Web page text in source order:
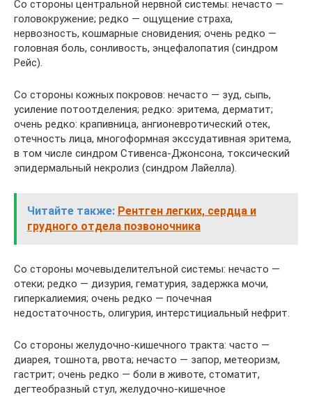
Со стороны центральной нервной системы: нечасто —
головокружение; редко — ощущение страха,
нервозность, кошмарные сновидения; очень редко —
головная боль, сонливость, энцефалопатия (синдром
Рейс).
Со стороны кожных покровов: нечасто — зуд, сыпь,
усиление потоотделения; редко: эритема, дерматит;
очень редко: крапивница, ангионевротический отек,
отечность лица, многоформная экссудативная эритема,
в том числе синдром Стивенса-Джонсона, токсический
эпидермальный некролиз (синдром Лайелла).
Читайте также: Рентген легких, сердца и
грудного отдела позвоночника
Со стороны мочевыделителъной системы: нечасто —
отеки; редко — дизурия, гематурия, задержка мочи,
гиперкалиемия; очень редко — почечная
недостаточность, олигурия, интерстициальный нефрит.
Со стороны желудочно-кишечного тракта: часто —
диарея, тошнота, рвота; нечасто — запор, метеоризм,
гастрит; очень редко — боли в животе, стоматит,
дегтеобразный стул, желудочно-кишечное